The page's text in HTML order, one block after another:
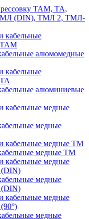
ТАМ, ТА,
(DIN), ТМЛ 2, ТМЛ-
алюмомедные
алюминиевые
медные
медные ТМ
медные
медные